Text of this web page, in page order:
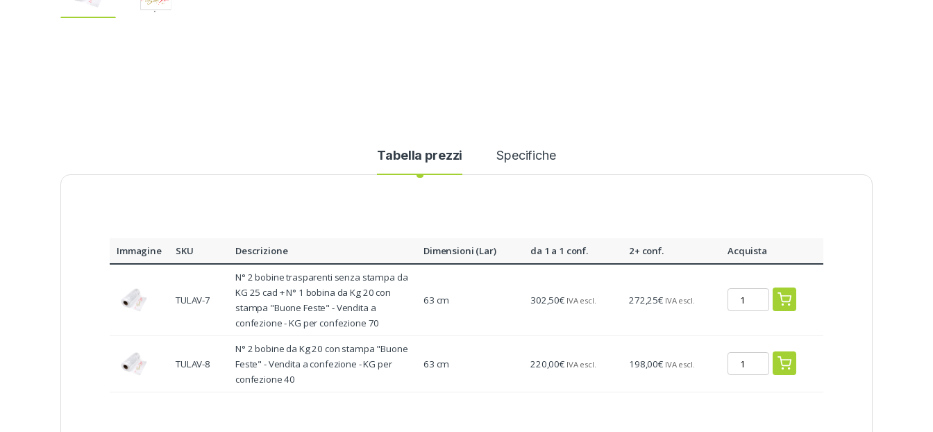
Tabella prezzi Specifiche
Immagine SKU Descrizione Dimensioni (Lar) da 1 a 1 conf. 2+ conf. Acquista
TULAV-7
N° 2 bobine trasparenti senza stampa da
KG 25 cad + N° 1 bobina da Kg 20 con
stampa "Buone Feste" - Vendita a
confezione - KG per confezione 70
63 cm 302,50€ IVA escl. 272,25€ IVA escl.
TULAV-8
N° 2 bobine da Kg 20 con stampa "Buone
Feste" - Vendita a confezione - KG per
confezione 40
63 cm 220,00€ IVA escl. 198,00€ IVA escl.